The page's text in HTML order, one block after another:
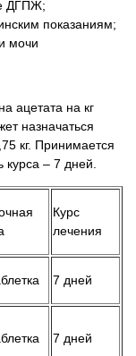
ДГПЖ;
показаниям;
мочи
ацетата на кг
назначаться
кг. Принимается
– 7 дней.
Курс
лечения
7 дней
7 дней